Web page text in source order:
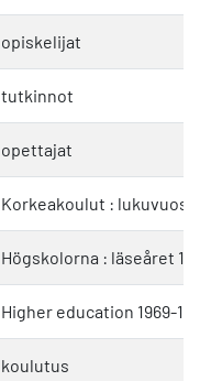
opiskelijat
tutkinnot
opettajat
Korkeakoulut : lukuvuosi
Högskolorna : läseåret
Higher education 1969-
koulutus